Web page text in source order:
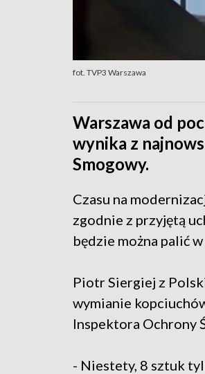
fot. TVP3 Warszawa
Warszawa od
wynika z
Smogowy.
Czasu na
zgodnie z przyjętą
będzie można palić
Piotr Siergiej z
wymianie
Inspektora Ochrony
- Niestety, 8 sztuk